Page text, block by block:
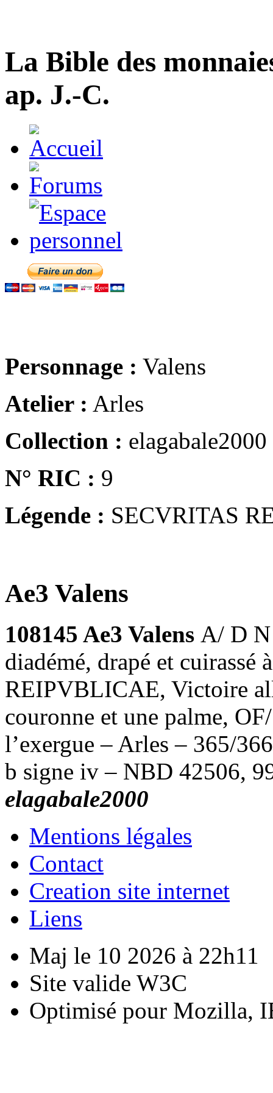
La Bible des
ap. J.-C.
Personnage : Valens
Atelier : Arles
Collection : elagabale2000
N° RIC : 9
Légende : SECVRITAS
Ae3 Valens
108145 Ae3 Valens A/ D N
diadémé, drapé et
REIPVBLICAE, Victoire
couronne et une palme,
l’exergue – Arles – 365/
b signe iv – NBD 42506,
elagabale2000
Mentions légales
Contact
Creation site internet
Liens
Maj le 10 2026 à 22h11
Site valide W3C
Optimisé pour Mozilla,